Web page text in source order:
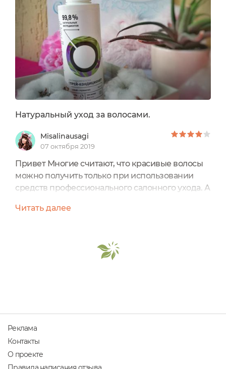
И если бы не упоминание, что он облегчает
расчесывание волос на оборотной стороне, то
можно было...
Натуральный уход за волосами.
Misalinausagi
07 октября 2019
Привет Многие считают, что красивые волосы
можно получить только при использовании
средств профессионального салонного ухода. А
что если природа обделила вас пышной, густой
красивые и ухоженные волосы.Я сегодня
созрела познакомить вас с интересным
Читать далее
Реклама
Контакты
О проекте